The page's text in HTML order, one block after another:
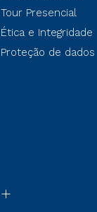
Tour Presencial
Ética e Integridade
Proteção de dados